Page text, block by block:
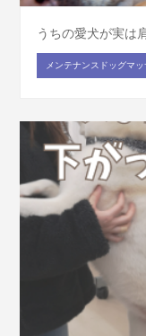
うちの愛犬が実は
メンテナンスドッグマ